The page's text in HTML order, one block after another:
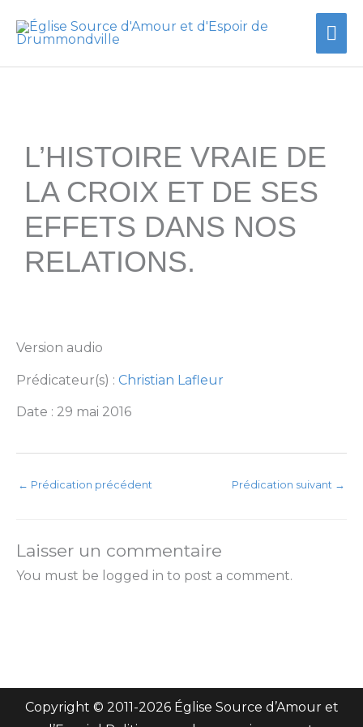
L’HISTOIRE VRAIE DE
LA CROIX ET DE SES
EFFETS DANS NOS
RELATIONS.
Version audio
Prédicateur(s) : Christian Lafleur
Date : 29 mai 2016
← Prédication précédent Prédication suivant →
Laisser un commentaire
You must be logged in to post a comment.
Copyright © 2011-2026 Église Source d’Amour et